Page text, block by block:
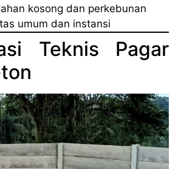
kosong dan perkebunan
umum dan instansi
Teknis Pagar